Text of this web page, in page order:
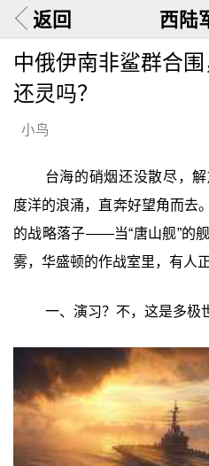
返回 西陆
中俄伊南非鲨群合
还灵吗？
小鸟
台海的硝烟还没散尽，
度洋的浪涌，直奔好望角而去
的战略落子——当“唐山舰”的
雾，华盛顿的作战室里，有人
一、演习？不，这是多极